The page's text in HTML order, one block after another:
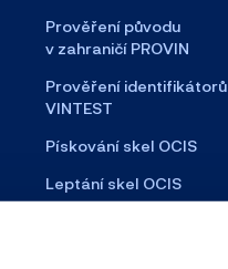
Prověření původu
v zahraničí PROVIN
Prověření identifikátorů
VINTEST
Pískování skel OCIS
Leptání skel OCIS